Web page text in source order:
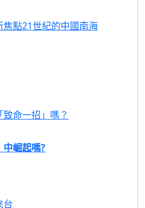
點21世紀的中國南海
命一招」嗎？
中崛起嗎?
台